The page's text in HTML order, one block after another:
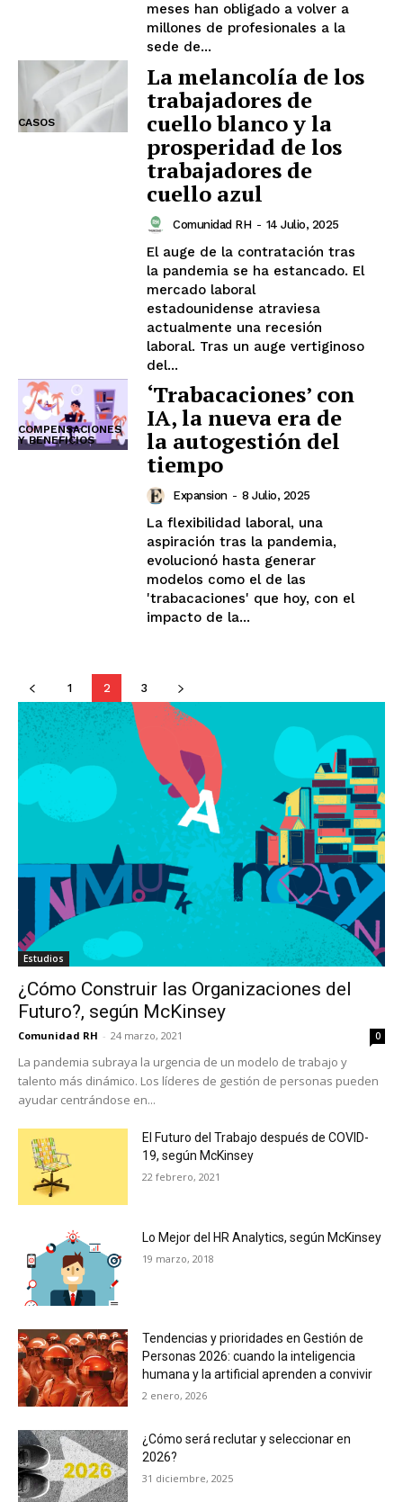
meses han obligado a volver a
millones de profesionales a la
sede de...
CASOS
La melancolía de los
trabajadores de
cuello blanco y la
prosperidad de los
trabajadores de
cuello azul
Comunidad RH - 14 Julio, 2025
El auge de la contratación tras
la pandemia se ha estancado. El
mercado laboral
estadounidense atraviesa
actualmente una recesión
laboral. Tras un auge vertiginoso
del...
COMPENSACIONES
Y BENEFICIOS
‘Trabacaciones’ con
IA, la nueva era de
la autogestión del
tiempo
Expansion - 8 Julio, 2025
La flexibilidad laboral, una
aspiración tras la pandemia,
evolucionó hasta generar
modelos como el de las
'trabacaciones' que hoy, con el
impacto de la...
1 2 3
Estudios
¿Cómo Construir las Organizaciones del
Futuro?, según McKinsey
Comunidad RH - 24 marzo, 2021 0
La pandemia subraya la urgencia de un modelo de trabajo y
talento más dinámico. Los líderes de gestión de personas pueden
ayudar centrándose en...
El Futuro del Trabajo después de COVID-
19, según McKinsey
22 febrero, 2021
Lo Mejor del HR Analytics, según McKinsey
19 marzo, 2018
Tendencias y prioridades en Gestión de
Personas 2026: cuando la inteligencia
humana y la artificial aprenden a convivir
2 enero, 2026
¿Cómo será reclutar y seleccionar en
2026?
31 diciembre, 2025